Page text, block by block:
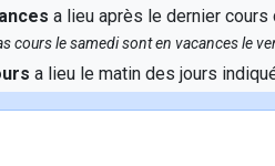
a lieu après le dernier cours
cours le samedi sont en vacances le
a lieu le matin des jours